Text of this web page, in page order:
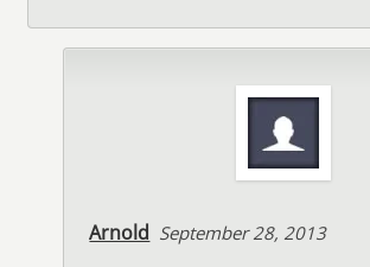
Arnold September 28, 2013